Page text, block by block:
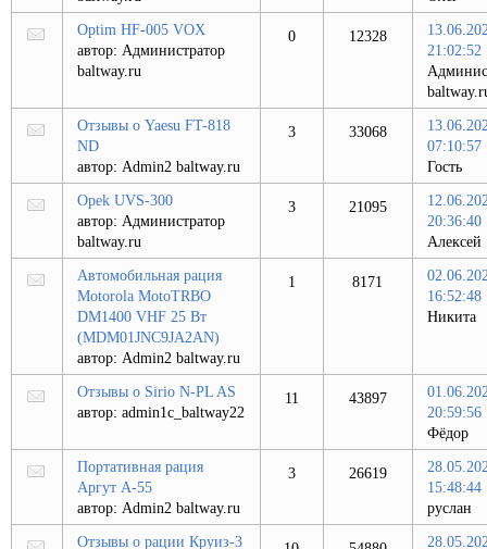
Optim HF-005 VOX
автор: Администратор
baltway.ru
0 12328
21:02:52
Отзывы о Yaesu FT-818
ND
автор: Admin2 baltway.ru
3 33068
07:10:57
Гость
Opek UVS-300
автор: Администратор
baltway.ru
3 21095
20:36:40
Алексей
Автомобильная рация
Motorola MotoTRBO
DM1400 VHF 25 Вт
(MDM01JNC9JA2AN)
автор: Admin2 baltway.ru
1 8171
16:52:48
Никита
Отзывы о Sirio N-PL AS
автор: admin1c_baltway22
11 43897
20:59:56
Фёдор
Портативная рация
Аргут А-55
автор: Admin2 baltway.ru
3 26619
15:48:44
руслан
Отзывы о рации Круиз-3